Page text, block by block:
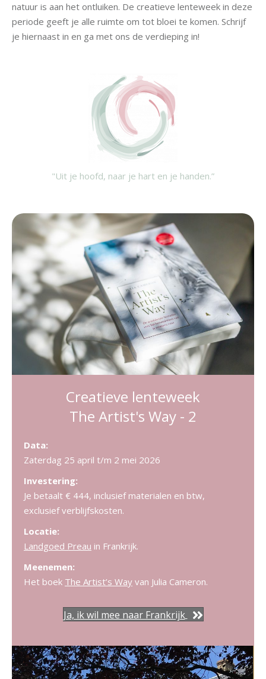
natuur is aan het ontluiken. De creatieve lenteweek in deze
periode geeft je alle ruimte om tot bloei te komen. Schrijf
je hiernaast in en ga met ons de verdieping in!
"Uit je hoofd, naar je hart en je handen.”
Creatieve lenteweek
The Artist's Way - 2
Data:
Zaterdag 25 april t/m 2 mei 2026
Investering:
Je betaalt € 444, inclusief materialen en btw,
exclusief verblijfskosten.
Locatie:
Landgoed Preau in Frankrijk.
Meenemen:
Het boek The Artist’s Way van Julia Cameron.
Ja, ik wil mee naar Frankrijk